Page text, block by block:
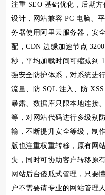
注重 SEO 基础优化，后期
设计，网站兼容 PC 电脑、
务器使用阿里云服务器，安
配，CDN 边缘加速节点
秒，平均加载时间可缩减到
强安全防护体系，对系统进
流量、防 SQL 注入、防
暴露、数据库只限本地连接
等，对网站代码进行多级别
输，不断提升安全等级，制
版也注重权重转移，原有网
失，同时可协助客户转移原
网站后台傻瓜式管理，只要
户不需要请专业的网站管理